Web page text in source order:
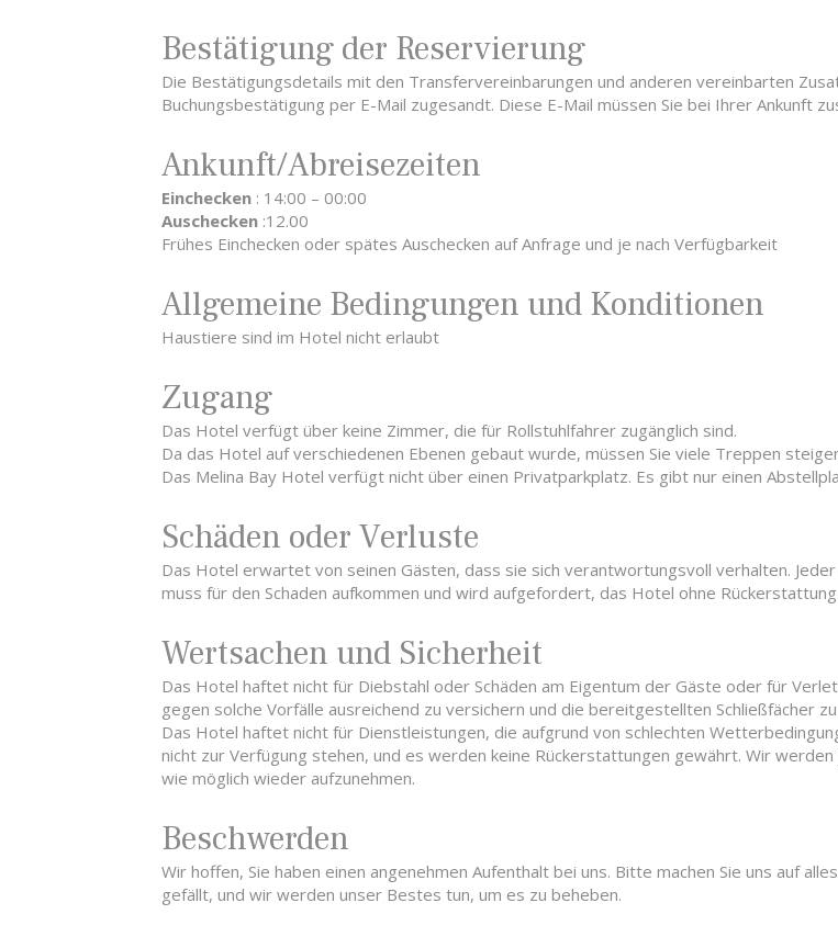
Bestätigung der Reservierung
Die Bestätigungsdetails mit den Transfervereinbarungen und anderen vereinbarten
Buchungsbestätigung per E-Mail zugesandt. Diese E-Mail müssen Sie bei Ihrer Ankunft
Ankunft/Abreisezeiten
Einchecken : 14:00 – 00:00
Auschecken :12.00
Frühes Einchecken oder spätes Auschecken auf Anfrage und je nach Verfügbarkeit
Allgemeine Bedingungen und Konditionen
Haustiere sind im Hotel nicht erlaubt
Zugang
Das Hotel verfügt über keine Zimmer, die für Rollstuhlfahrer zugänglich sind.
Da das Hotel auf verschiedenen Ebenen gebaut wurde, müssen Sie viele Treppen
Das Melina Bay Hotel verfügt nicht über einen Privatparkplatz. Es gibt nur einen
Schäden oder Verluste
Das Hotel erwartet von seinen Gästen, dass sie sich verantwortungsvoll verhalten.
muss für den Schaden aufkommen und wird aufgefordert, das Hotel ohne
Wertsachen und Sicherheit
Das Hotel haftet nicht für Diebstahl oder Schäden am Eigentum der Gäste oder für
gegen solche Vorfälle ausreichend zu versichern und die bereitgestellten Schließfächer
Das Hotel haftet nicht für Dienstleistungen, die aufgrund von schlechten
nicht zur Verfügung stehen, und es werden keine Rückerstattungen gewährt. Wir
wie möglich wieder aufzunehmen.
Beschwerden
Wir hoffen, Sie haben einen angenehmen Aufenthalt bei uns. Bitte machen Sie uns auf
gefällt, und wir werden unser Bestes tun, um es zu beheben.